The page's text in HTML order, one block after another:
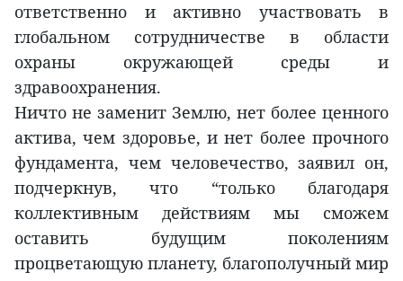
ответственно и активно участвовать в
глобальном сотрудничестве в области
охраны окружающей среды и
здравоохранения.
Ничто не заменит Землю, нет более ценного
актива, чем здоровье, и нет более прочного
фундамента, чем человечество, заявил он,
подчеркнув, что “только благодаря
коллективным действиям мы сможем
оставить будущим поколениям
процветающую планету, благополучный мир